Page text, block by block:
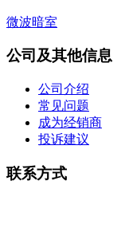
微波暗室
公司及其他信息
公司介绍
常见问题
成为经销商
投诉建议
联系方式